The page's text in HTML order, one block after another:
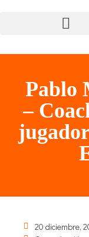
Pablo
–
20 diciembre,